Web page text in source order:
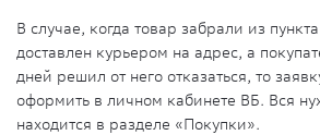
В случае, когда товар забрали из
доставлен курьером на адрес, а
дней решил от него отказаться, то
оформить в личном кабинете ВБ. Вся
находится в разделе «Покупки».